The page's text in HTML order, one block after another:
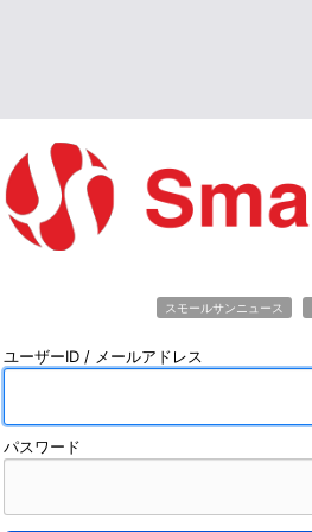
スモールサンニュース
ユーザーID / メールアドレス
パスワード